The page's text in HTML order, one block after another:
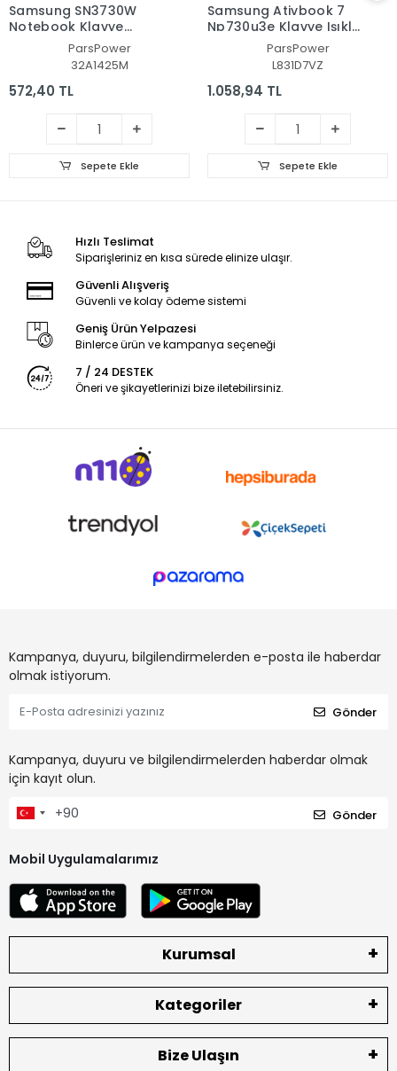
Samsung SN3730W
Notebook Klavye
(Siyah TR)ParsPower
32A1425M
572,40 TL
Sepete Ekle
Samsung Ativbook 7
Np730u3e Klavye Işıklı
(Siyah TR)ParsPower
L831D7VZ
1.058,94 TL
Sepete Ekle
Hızlı Teslimat
Siparişleriniz en kısa sürede elinize ulaşır.
Güvenli Alışveriş
Güvenli ve kolay ödeme sistemi
Geniş Ürün Yelpazesi
Binlerce ürün ve kampanya seçeneği
7 / 24 DESTEK
Öneri ve şikayetlerinizi bize iletebilirsiniz.
Kampanya, duyuru, bilgilendirmelerden e-posta ile haberdar
olmak istiyorum.
Gönder
Kampanya, duyuru ve bilgilendirmelerden haberdar olmak
için kayıt olun.
Gönder
Mobil Uygulamalarımız
Kurumsal
Kategoriler
Bize Ulaşın